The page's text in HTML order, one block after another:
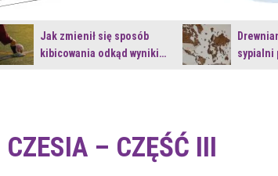
Jak zmienił się sposób
kibicowania odkąd wyniki…
sypialni
– CZĘŚĆ III